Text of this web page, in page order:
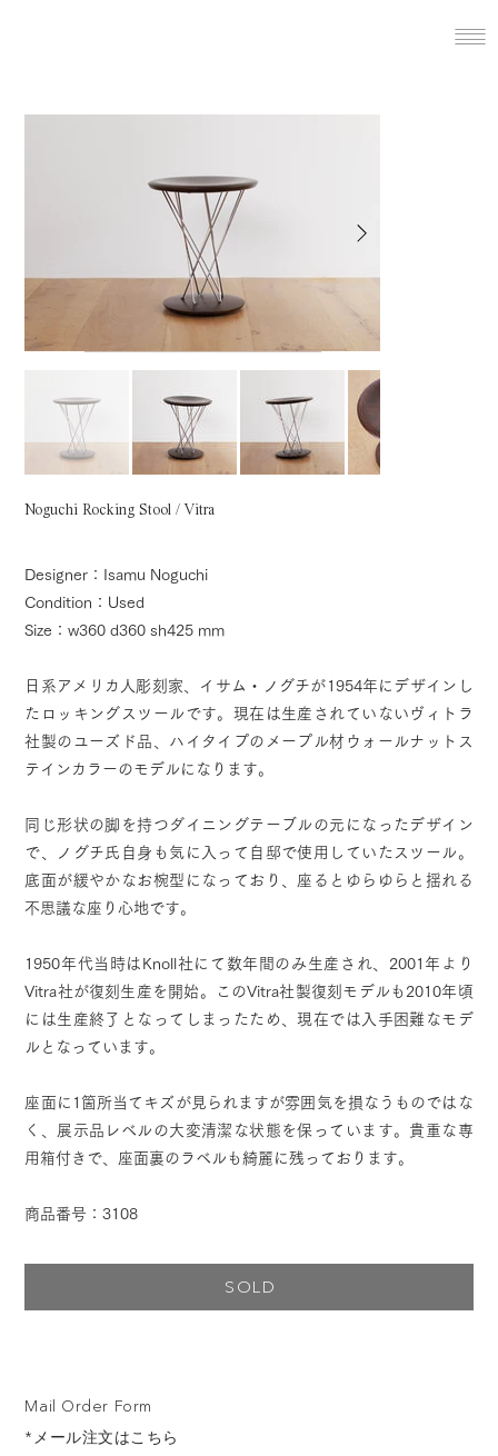
Mail Order Form
*メール注文はこちら
Noguchi Rocking Stool / Vitra
Designer：Isamu Noguchi
Condition：Used
Size：w360 d360 sh425 mm
日系アメリカ人彫刻家、イサム・ノグチが1954年にデザインし
たロッキングスツールです。現在は生産されていないヴィトラ
社製のユーズド品、ハイタイプのメープル材ウォールナットス
テインカラーのモデルになります。
同じ形状の脚を持つダイニングテーブルの元になったデザイン
で、ノグチ氏自身も気に入って自邸で使用していたスツール。
底面が緩やかなお椀型になっており、座るとゆらゆらと揺れる
不思議な座り心地です。
1950年代当時はKnoll社にて数年間のみ生産され、2001年より
Vitra社が復刻生産を開始。このVitra社製復刻モデルも2010年頃
には生産終了となってしまったため、現在では入手困難なモデ
ルとなっています。
座面に1箇所当てキズが見られますが雰囲気を損なうものではな
く、展示品レベルの大変清潔な状態を保っています。貴重な専
用箱付きで、座面裏のラベルも綺麗に残っております。
商品番号：3108
SOLD